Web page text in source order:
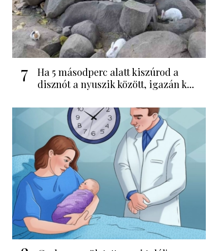
7
Ha 5 másodperc alatt kiszúrod a
disznót a nyuszik között, igazán k...